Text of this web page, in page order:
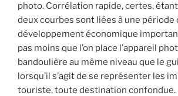
photo. Corrélation rapide, certes,
deux courbes sont liées à une période
développement économique
pas moins que l’on place l’appareil
bandoulière au même niveau que le
lorsqu’il s’agit de se représenter les
touriste, toute destination confondue.